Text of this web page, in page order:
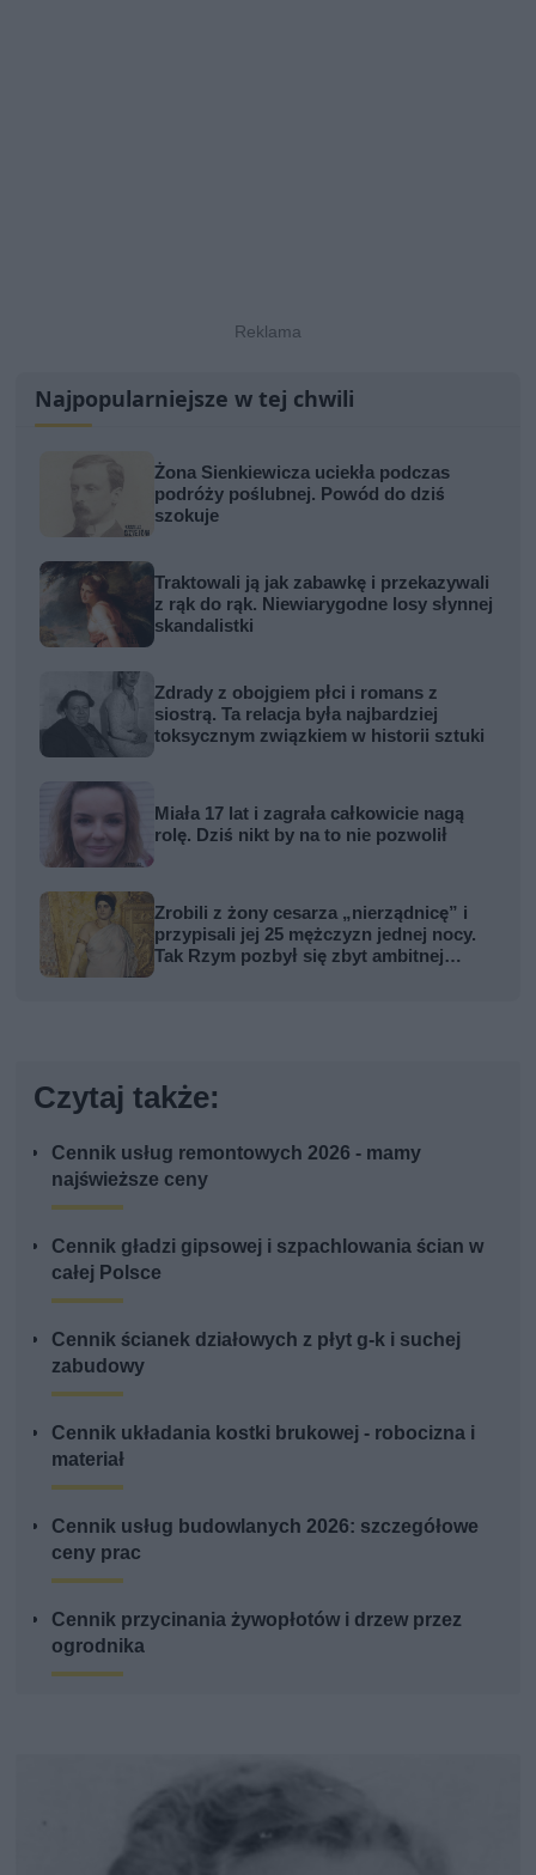
Najpopularniejsze w tej chwili
Żona Sienkiewicza uciekła podczas
podróży poślubnej. Powód do dziś
szokuje
Traktowali ją jak zabawkę i przekazywali
z rąk do rąk. Niewiarygodne losy słynnej
skandalistki
Zdrady z obojgiem płci i romans z
siostrą. Ta relacja była najbardziej
toksycznym związkiem w historii sztuki
Miała 17 lat i zagrała całkowicie nagą
rolę. Dziś nikt by na to nie pozwolił
Zrobili z żony cesarza „nierządnicę” i
przypisali jej 25 mężczyzn jednej nocy.
Tak Rzym pozbył się zbyt ambitnej
Czytaj także:
Cennik usług remontowych 2026 - mamy
najświeższe ceny
Cennik gładzi gipsowej i szpachlowania ścian w
całej Polsce
Cennik ścianek działowych z płyt g-k i suchej
zabudowy
Cennik układania kostki brukowej - robocizna i
materiał
Cennik usług budowlanych 2026: szczegółowe
ceny prac
Cennik przycinania żywopłotów i drzew przez
ogrodnika